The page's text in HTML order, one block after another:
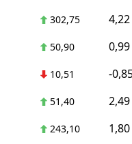
302,75 4,22
50,90 0,99
10,51 -
51,40 2,49
243,10 1,80